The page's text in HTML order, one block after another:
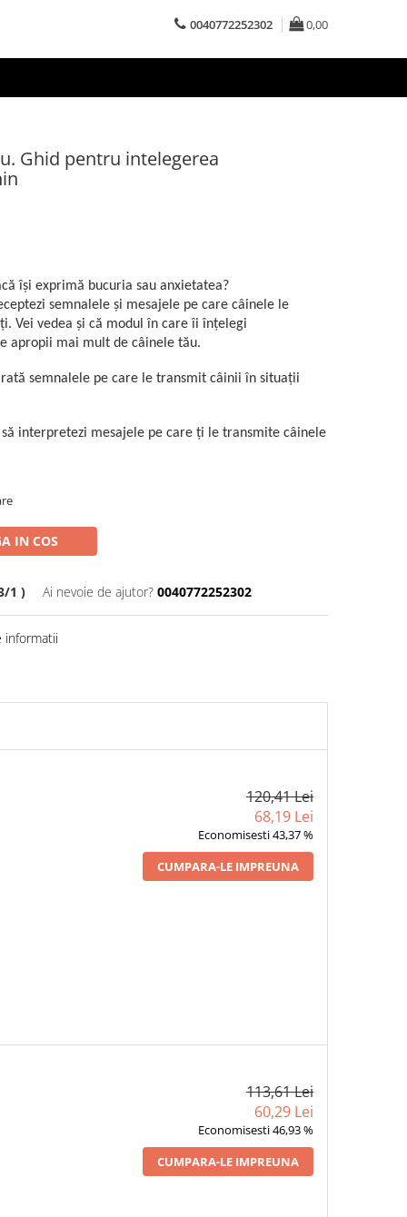
0040772252302 0,00
Ghid pentru intelegerea
își exprimă bucuria sau anxietatea?
semnalele și mesajele pe care câinele le
Vei vedea și că modul în care îi înțelegi
apropii mai mult de câinele tău.
semnalele pe care le transmit câinii în situații
interpretezi mesajele pe care ți le transmite câinele
IN COS
1 ) Ai nevoie de ajutor? 0040772252302
informatii
120,41 Lei
68,19 Lei
Economisesti 43,37 %
CUMPARA-LE IMPREUNA
113,61 Lei
60,29 Lei
Economisesti 46,93 %
CUMPARA-LE IMPREUNA